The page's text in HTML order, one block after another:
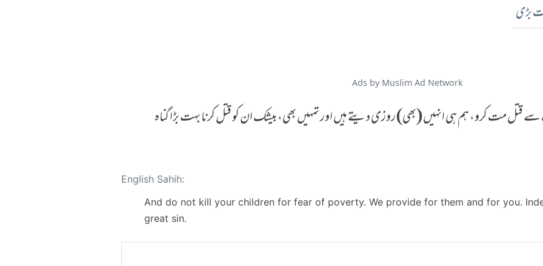
بڑی
Ads by Muslim Ad Network
سے قتل مت کرو، ہم ہی انہیں (بھی) روزی دیتے ہیں اور تمہیں بھی، بیشک ان کو قتل کرنا بہت بڑا گناہ
English Sahih:
And do not kill your children for fear of poverty. We provide for them and for you.
great sin.